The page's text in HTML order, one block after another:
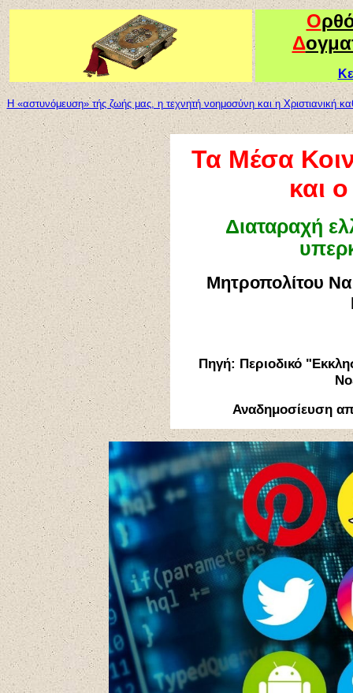
Ο
Δ
Η «αστυνόμευση» τής ζωής μας, η τεχνητή νοημοσύνη και η Χριστιανική
Τα Μέσα
και
Διαταραχή
Μητροπολίτου
Πηγή: Περιοδικό
Αναδημοσίευση